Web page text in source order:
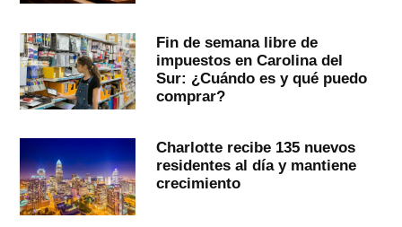
Fin de semana libre de
impuestos en Carolina del
Sur: ¿Cuándo es y qué puedo
comprar?
Charlotte recibe 135 nuevos
residentes al día y mantiene
crecimiento